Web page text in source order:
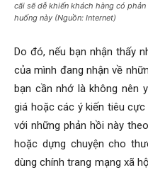
cãi sẽ dễ khiến khách hàng có
huống này (Nguồn: Internet)
Do đó, nếu bạn nhận thấy
của mình đang nhận về
bạn cần nhớ là không nên
giá hoặc các ý kiến tiêu
với những phản hồi này
hoặc dựng chuyện cho
dùng chính trang mạng xã